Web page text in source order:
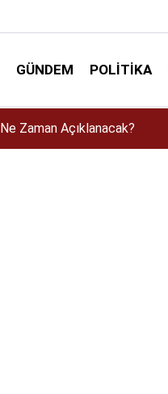
GÜNDEM POLITIKA